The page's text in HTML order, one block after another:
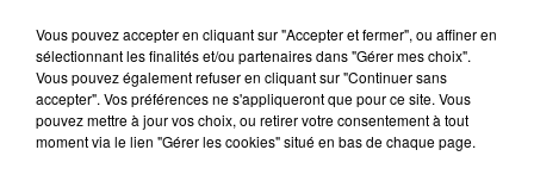
Archives 2026 2025 2024 2023 2022
Vous pouvez accepter en cliquant sur "Accepter et fermer", ou affiner en
sélectionnant les finalités et/ou partenaires dans "Gérer mes choix".
Vous pouvez également refuser en cliquant sur "Continuer sans
accepter". Vos préférences ne s'appliqueront que pour ce site. Vous
pouvez mettre à jour vos choix, ou retirer votre consentement à tout
moment via le lien "Gérer les cookies" situé en bas de chaque page.